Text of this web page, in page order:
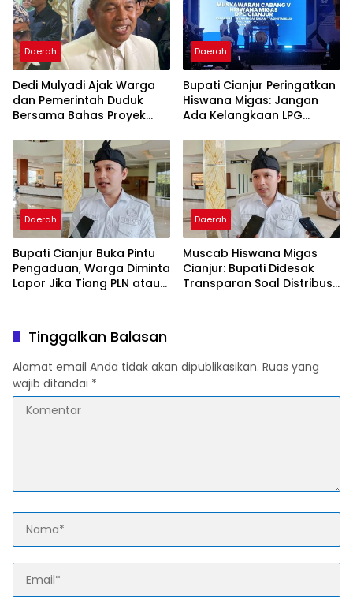
Daerah
Dedi Mulyadi Ajak Warga
dan Pemerintah Duduk
Bersama Bahas Proyek
Daerah
Bupati Cianjur Peringatkan
Hiswana Migas: Jangan
Ada Kelangkaan LPG
dan Spekulasi
Daerah
Bupati Cianjur Buka Pintu
Pengaduan, Warga Diminta
Lapor Jika Tiang PLN atau
Daerah
Muscab Hiswana Migas
Cianjur: Bupati Didesak
Transparan Soal Distribusi
Tinggalkan Balasan
Alamat email Anda tidak akan dipublikasikan. Ruas yang
wajib ditandai *